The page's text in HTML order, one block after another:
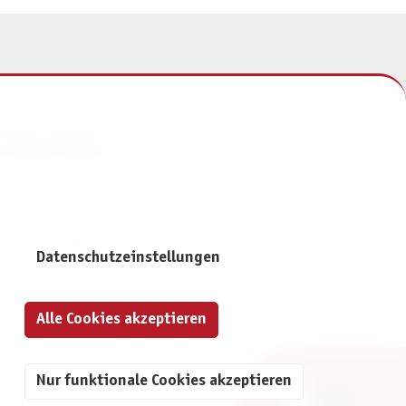
Einstellungen
Datenschutzeinstellungen
Nur funktionale Cookies akzeptieren
Alle Cookies akzeptieren